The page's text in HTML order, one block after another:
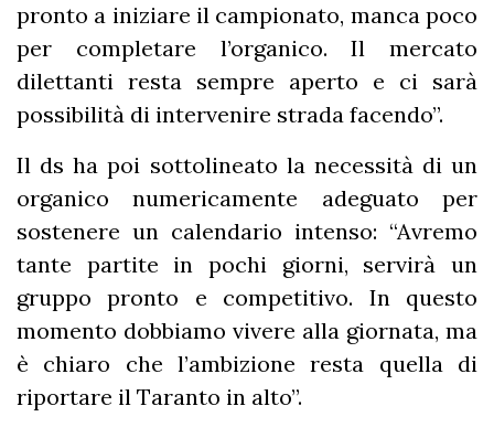
pronto a iniziare il campionato, manca poco
per completare l’organico. Il mercato
dilettanti resta sempre aperto e ci sarà
possibilità di intervenire strada facendo”.
Il ds ha poi sottolineato la necessità di un
organico numericamente adeguato per
sostenere un calendario intenso: “Avremo
tante partite in pochi giorni, servirà un
gruppo pronto e competitivo. In questo
momento dobbiamo vivere alla giornata, ma
è chiaro che l’ambizione resta quella di
riportare il Taranto in alto”.